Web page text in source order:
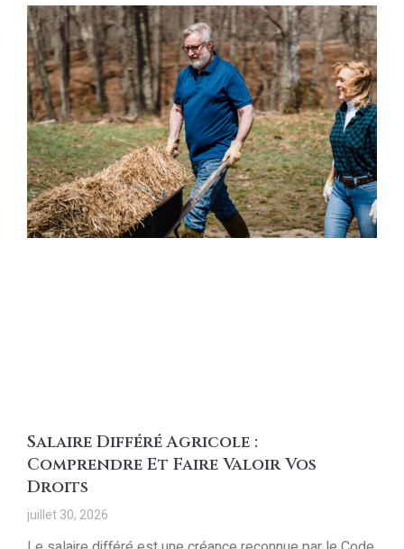
Salaire Différé Agricole :
Comprendre Et Faire Valoir Vos
Droits
juillet 30, 2026